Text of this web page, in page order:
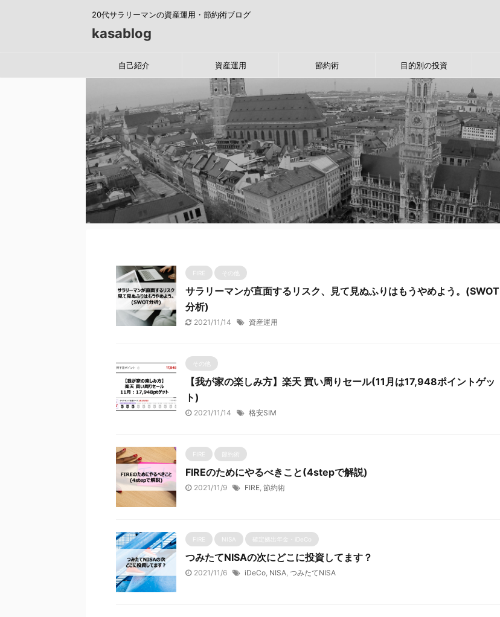
20代サラリーマンの資産運用・節約術ブログ
kasablog
自己紹介 資産運用 節約術 目的別の投資
FIRE その他
サラリーマンが直面するリスク、見て見ぬふりはもうやめよう。(SWOT
分析)
2021/11/14 資産運用
その他
【我が家の楽しみ方】楽天 買い周りセール(11月は17,948ポイントゲッ
ト)
2021/11/14 格安SIM
FIRE 節約術
FIREのためにやるべきこと(4stepで解説)
2021/11/9 FIRE 節約術
FIRE NISA 確定拠出年金・iDeCo
つみたてNISAの次にどこに投資してます？
2021/11/6 iDeCo NISA つみたてNISA